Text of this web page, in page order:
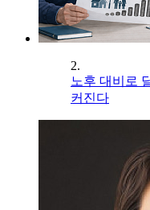
2.
노후 대비로
커진다